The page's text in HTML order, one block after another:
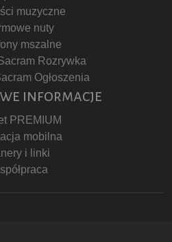
muzyczne
nuty
mszalne
Rozrywka
Ogłoszenia
informacje
PREMIUM
mobilna
i linki